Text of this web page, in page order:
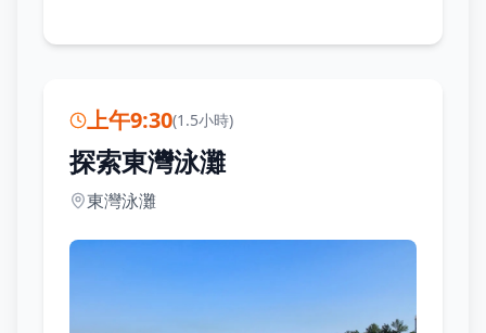
上午9:30(1.5小時)
探索東灣泳灘
東灣泳灘